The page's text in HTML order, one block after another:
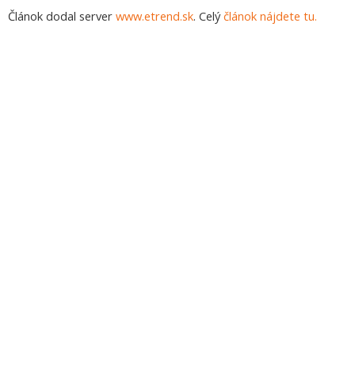
Článok dodal server www.etrend.sk. Celýčlánok nájdete tu.